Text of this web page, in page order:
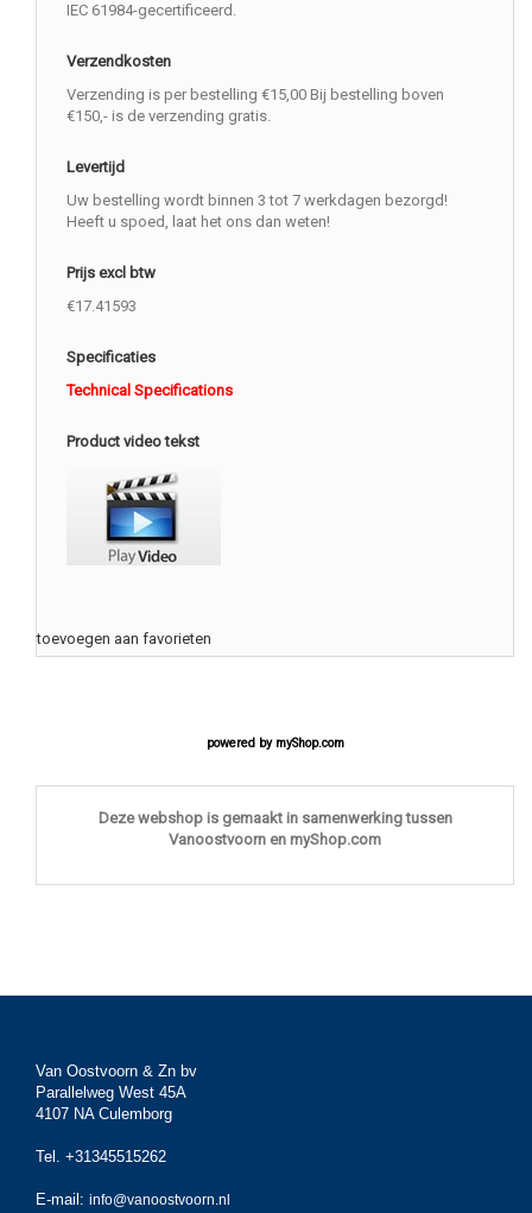
IEC 61984-gecertificeerd.
Verzendkosten
Verzending is per bestelling €15,00 Bij bestelling boven
€150,- is de verzending gratis.
Levertijd
Uw bestelling wordt binnen 3 tot 7 werkdagen bezorgd!
Heeft u spoed, laat het ons dan weten!
Prijs excl btw
€17.41593
Specificaties
Technical Specifications
Product video tekst
toevoegen aan favorieten
powered by myShop.com
Deze webshop is gemaakt in samenwerking tussen
Vanoostvoorn en myShop.com
Van Oostvoorn & Zn bv
Parallelweg West 45A
4107 NA Culemborg
Tel. +31345515262
E-mail: info@vanoostvoorn.nl